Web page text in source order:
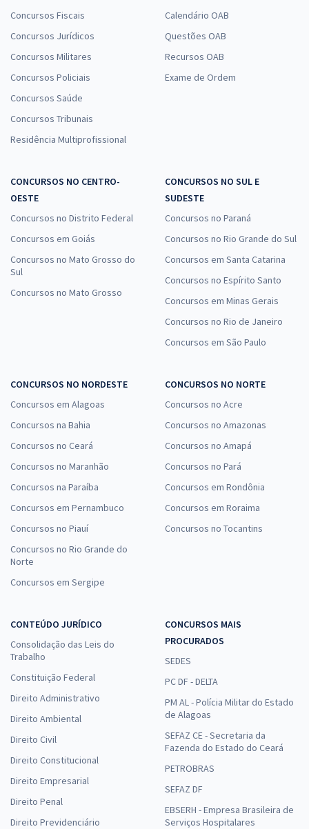
Concursos Fiscais
Concursos Jurídicos
Concursos Militares
Concursos Policiais
Concursos Saúde
Concursos Tribunais
Residência Multiprofissional
Calendário OAB
Questões OAB
Recursos OAB
Exame de Ordem
CONCURSOS NO CENTRO-
OESTE
Concursos no Distrito Federal
Concursos em Goiás
Concursos no Mato Grosso do
Sul
Concursos no Mato Grosso
CONCURSOS NO SUL E
SUDESTE
Concursos no Paraná
Concursos no Rio Grande do Sul
Concursos em Santa Catarina
Concursos no Espírito Santo
Concursos em Minas Gerais
Concursos no Rio de Janeiro
Concursos em São Paulo
CONCURSOS NO NORDESTE
Concursos em Alagoas
Concursos na Bahia
Concursos no Ceará
Concursos no Maranhão
Concursos na Paraíba
Concursos em Pernambuco
Concursos no Piauí
Concursos no Rio Grande do
Norte
Concursos em Sergipe
CONCURSOS NO NORTE
Concursos no Acre
Concursos no Amazonas
Concursos no Amapá
Concursos no Pará
Concursos em Rondônia
Concursos em Roraima
Concursos no Tocantins
CONTEÚDO JURÍDICO
Consolidação das Leis do
Trabalho
Constituição Federal
Direito Administrativo
Direito Ambiental
Direito Civil
Direito Constitucional
Direito Empresarial
Direito Penal
Direito Previdenciário
CONCURSOS MAIS
PROCURADOS
SEDES
PC DF - DELTA
PM AL - Polícia Militar do Estado
de Alagoas
SEFAZ CE - Secretaria da
Fazenda do Estado do Ceará
PETROBRAS
SEFAZ DF
EBSERH - Empresa Brasileira de
Serviços Hospitalares